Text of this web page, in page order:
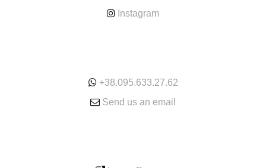
Instagram
+38.095.633.27.62
Send us an email